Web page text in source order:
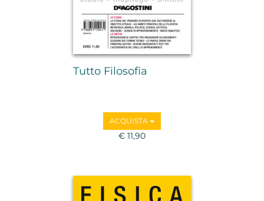
Tutto Filosofia
ACQUISTA
€ 11,90